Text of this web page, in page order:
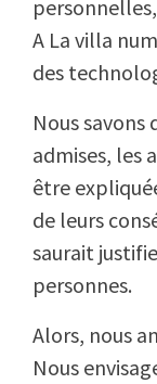
A La villa
des
Nous
admises, les
être
de leurs
saurait
personnes.
Alors, nous
Nous